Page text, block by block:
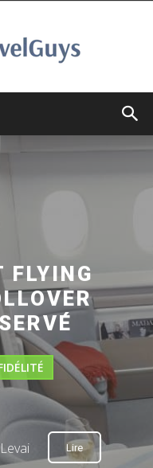
FLYING
Lire